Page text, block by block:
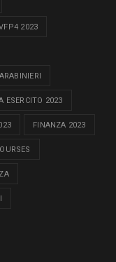
2023
ESERCITO 2023
FINANZA 2023